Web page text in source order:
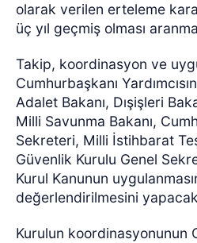
olarak verilen erteleme
üç yıl geçmiş olması
Takip, koordinasyon ve
Cumhurbaşkanı
Adalet Bakanı, Dışişleri
Milli Savunma Bakanı,
Sekreteri, Milli İstihbarat
Güvenlik Kurulu Genel
Kurul Kanunun
değerlendirilmesini
Kurulun koordinasyonunun